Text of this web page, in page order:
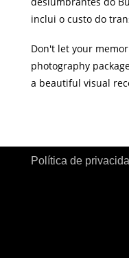
inclui o custo do
Don't let your
photography
a beautiful visual
Política de